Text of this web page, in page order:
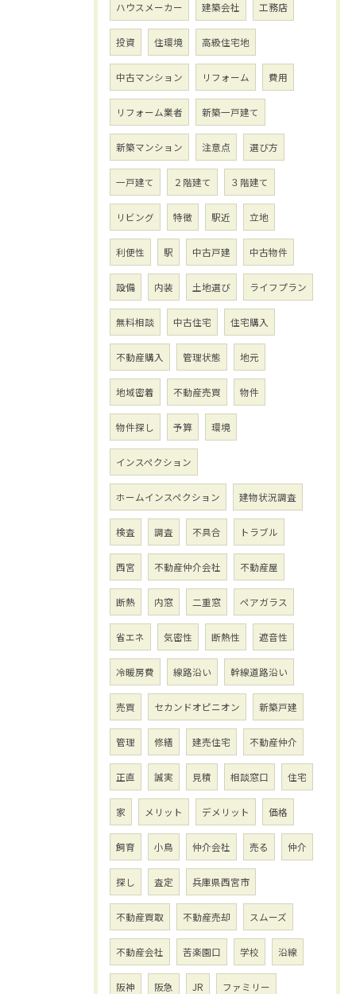
ハウスメーカー 建築会社 工務店
投資 住環境 高級住宅地
中古マンション リフォーム 費用
リフォーム業者 新築一戸建て
新築マンション 注意点 選び方
一戸建て ２階建て ３階建て
リビング 特徴 駅近 立地
利便性 駅 中古戸建 中古物件
設備 内装 土地選び ライフプラン
無料相談 中古住宅 住宅購入
不動産購入 管理状態 地元
地域密着 不動産売買 物件
物件探し 予算 環境
インスペクション
ホームインスペクション 建物状況調査
検査 調査 不具合 トラブル
西宮 不動産仲介会社 不動産屋
断熱 内窓 二重窓 ペアガラス
省エネ 気密性 断熱性 遮音性
冷暖房費 線路沿い 幹線道路沿い
売買 セカンドオピニオン 新築戸建
管理 修繕 建売住宅 不動産仲介
正直 誠実 見積 相談窓口 住宅
家 メリット デメリット 価格
飼育 小鳥 仲介会社 売る 仲介
探し 査定 兵庫県西宮市
不動産買取 不動産売却 スムーズ
不動産会社 苦楽園口 学校 沿線
阪神 阪急 JR ファミリー